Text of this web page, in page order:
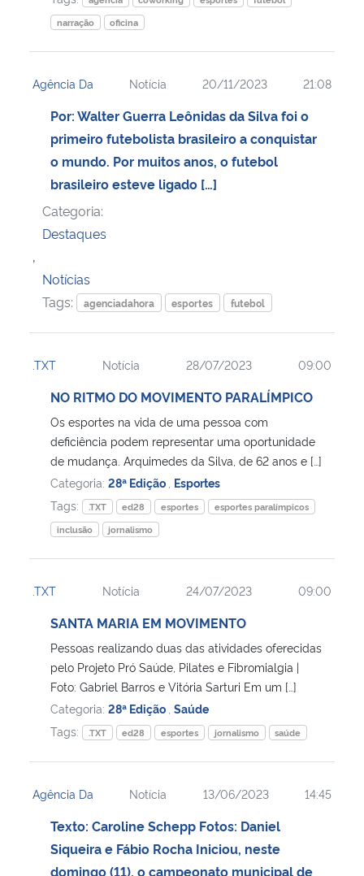
narração
oficina
Agência Da Notícia 20/11/2023 21:08
Por: Walter Guerra Leônidas da Silva foi o
primeiro futebolista brasileiro a conquistar
o mundo. Por muitos anos, o futebol
brasileiro esteve ligado […]
Categoria:
Destaques
,
Notícias
Tags:
agenciadahora esportes futebol
.TXT Notícia 28/07/2023 09:00
NO RITMO DO MOVIMENTO PARALÍMPICO
Os esportes na vida de uma pessoa com
deficiência podem representar uma oportunidade
de mudança. Arquimedes da Silva, de 62 anos e […]
Categoria: 28ª Edição Esportes
Tags:
.TXT ed28 esportes
esportes paralímpicos
inclusão
jornalismo
.TXT Notícia 24/07/2023 09:00
SANTA MARIA EM MOVIMENTO
Pessoas realizando duas das atividades oferecidas
pelo Projeto Pró Saúde, Pilates e Fibromialgia |
Foto: Gabriel Barros e Vitória Sarturi Em um […]
Categoria: 28ª Edição Saúde
Tags:
.TXT ed28 esportes jornalismo saúde
Agência Da Notícia 13/06/2023 14:45
Texto: Caroline Schepp Fotos: Daniel
Siqueira e Fábio Rocha Iniciou, neste
domingo (11), o campeonato municipal de